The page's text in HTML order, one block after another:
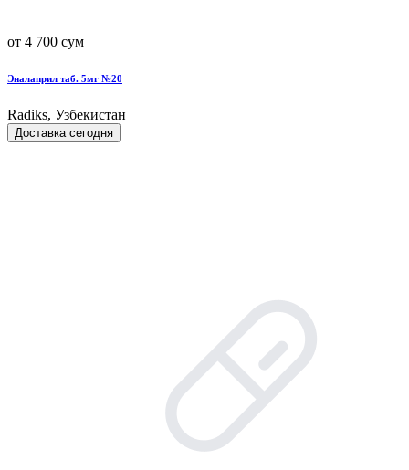
от 4 700 сум
Эналаприл таб. 5мг №20
Radiks, Узбекистан
Доставка сегодня